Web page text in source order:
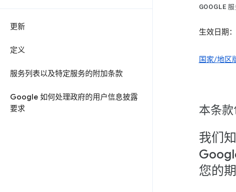
更新
定义
服务列表以及特定服务的附加条款
Google 如何处理政府的用户信息披露
要求
GOOGLE
生效日期
国家/地区
本条
我们
您的